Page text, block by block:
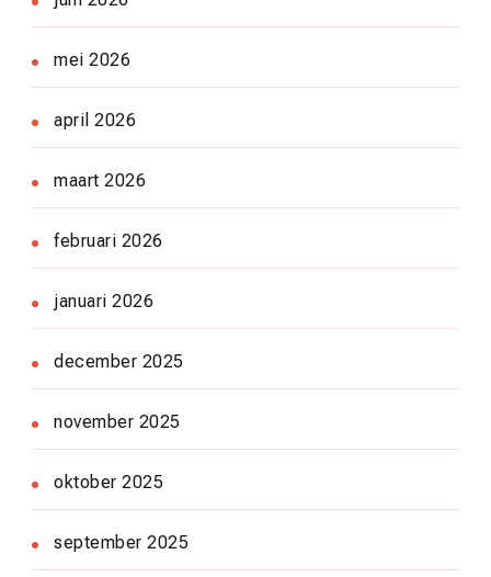
mei 2026
april 2026
maart 2026
februari 2026
januari 2026
december 2025
november 2025
oktober 2025
september 2025